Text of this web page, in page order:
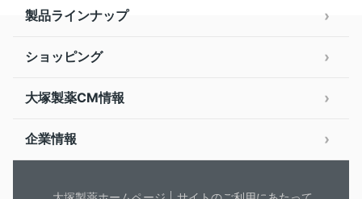
製品ラインナップ
ショッピング
大塚製薬CM情報
企業情報